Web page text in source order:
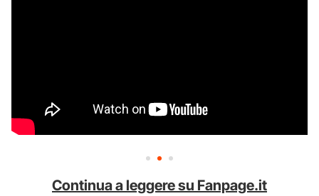
Continua a leggere su Fanpage.it